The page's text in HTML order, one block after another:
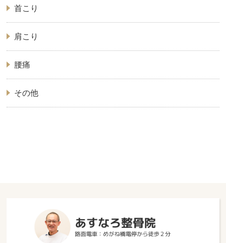
首こり
肩こり
腰痛
その他